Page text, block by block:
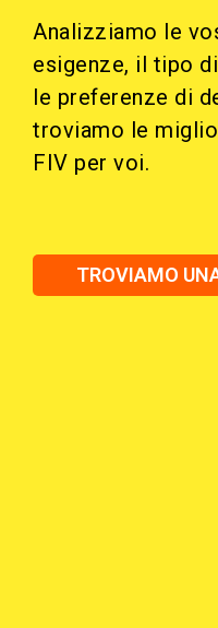
Analizziamo le
esigenze, il tipo
le preferenze di
troviamo le
FIV per voi.
TROVIAMO